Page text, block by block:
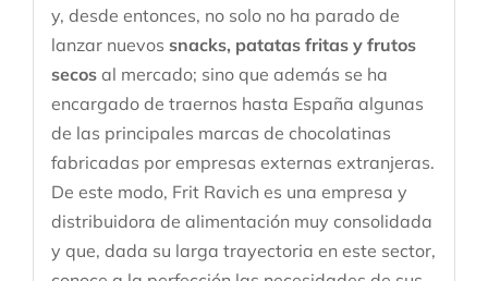
y, desde entonces, no solo no ha parado de
lanzar nuevos snacks, patatas fritas y frutos
secosal mercado; sino que además se ha
encargado de traernos hasta España algunas
de las principales marcas de chocolatinas
fabricadas por empresas externas extranjeras.
De este modo, Frit Ravich es una empresa y
distribuidora de alimentación muy consolidada
y que, dada su larga trayectoria en este sector,